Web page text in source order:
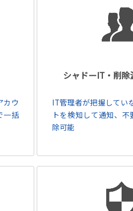
カウ
一括
シャドーIT・削
IT管理者が把握してい
トを検知して通知、
除可能